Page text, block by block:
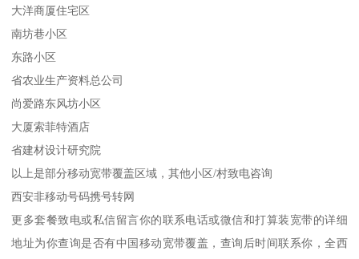
大洋商厦住宅区
南坊巷小区
东路小区
省农业生产资料总公司
尚爱路东风坊小区
大厦索菲特酒店
省建材设计研究院
以上是部分移动宽带覆盖区域，其他小区/村致电咨询
西安非移动号码携号转网
更多套餐致电或私信留言你的联系电话或微信和打算装宽带的详细
地址为你查询是否有中国移动宽带覆盖，查询后时间联系你，全西